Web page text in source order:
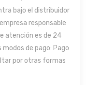
bajo el distribuidor
responsable
atención es de 24
de pago: Pago
por otras formas